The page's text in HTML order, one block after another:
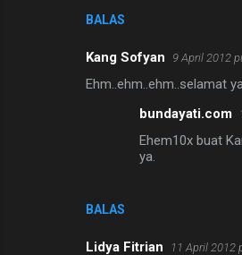
BALAS
Kang Sofyan 9 April 2012
Ehm..ehm..ehm..selamat ya
BALAS
bundayati.com
Ehem10x buat
ya.
Lidya Fitrian 11 April 2012